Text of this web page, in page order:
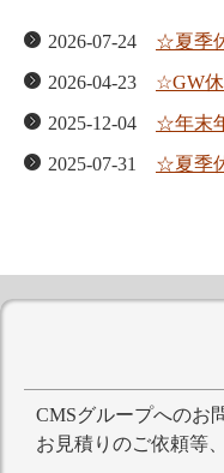
2026-07-24 ☆夏季
2026-04-23 ☆GW
2025-12-04 ☆年末
2025-07-31 ☆夏季
CMSグループへのお
お見積りのご依頼等